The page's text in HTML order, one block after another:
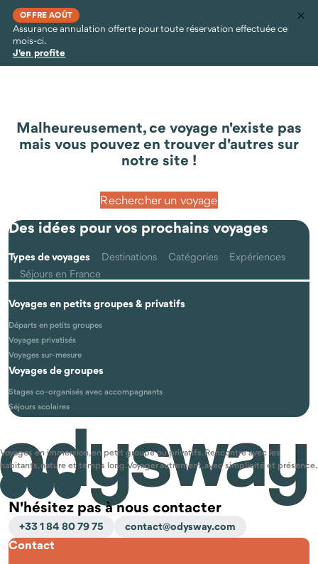
OFFRE AOÛT
Assurance annulation offerte pour toute réservation effectuée ce
mois-ci.
J'en profite
Malheureusement, ce voyage n'existe pas
mais vous pouvez en trouver d'autres sur
notre site !
Rechercher un voyage
Des idées pour vos prochains voyages
Types de voyages Destinations Catégories
Expériences
Séjours en France
Voyages en petits groupes & privatifs
Départs en petits groupes
Voyages privatisés
Voyages sur-mesure
Voyages de groupes
Stages co-organisés avec accompagnants
Séjours scolaires
Voyages en immersion, en petit groupe ou privatifs. Rencontre avec les
habitants, nature et temps long. Voyager autrement, avec simplicité et présence.
N'hésitez pas à nous contacter
+33 1 84 80 79 75 contact@odysway.com
Contact